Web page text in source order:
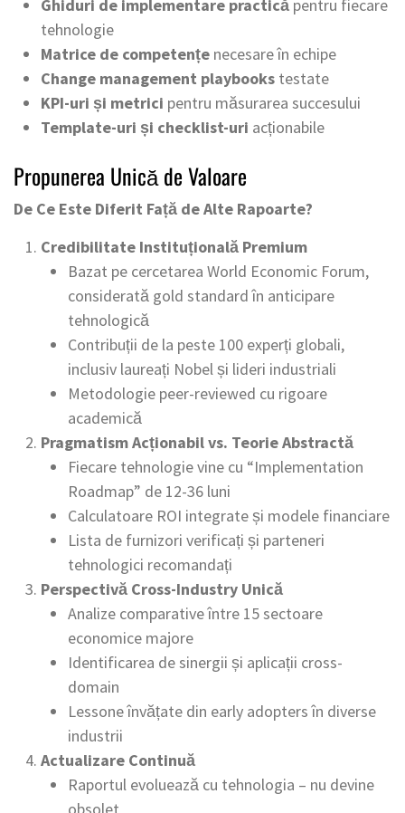
Ghiduri de implementare practică pentru fiecare
tehnologie
Matrice de competențe necesare în echipe
Change management playbooks testate
KPI-uri și metrici pentru măsurarea succesului
Template-uri și checklist-uri acționabile
Propunerea Unică de Valoare
De Ce Este Diferit Față de Alte Rapoarte?
Credibilitate Instituțională Premium
Bazat pe cercetarea World Economic Forum,
considerată gold standard în anticipare
tehnologică
Contribuții de la peste 100 experți globali,
inclusiv laureați Nobel și lideri industriali
Metodologie peer-reviewed cu rigoare
academică
Pragmatism Acționabil vs. Teorie Abstractă
Fiecare tehnologie vine cu “Implementation
Roadmap” de 12-36 luni
Calculatoare ROI integrate și modele financiare
Lista de furnizori verificați și parteneri
tehnologici recomandați
Perspectivă Cross-Industry Unică
Analize comparative între 15 sectoare
economice majore
Identificarea de sinergii și aplicații cross-
domain
Lessone învățate din early adopters în diverse
industrii
Actualizare Continuă
Raportul evoluează cu tehnologia – nu devine